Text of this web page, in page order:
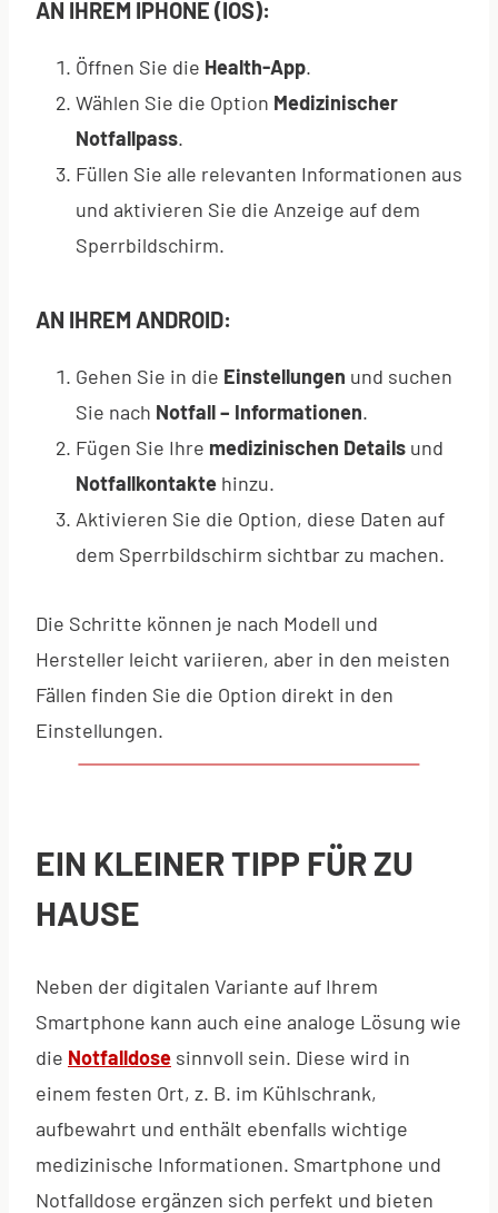
AN IHREM IPHONE (IOS):
Öffnen Sie die Health-App.
Wählen Sie die Option Medizinischer
Notfallpass.
Füllen Sie alle relevanten Informationen aus
und aktivieren Sie die Anzeige auf dem
Sperrbildschirm.
AN IHREM ANDROID:
Gehen Sie in die Einstellungen und suchen
Sie nach Notfall – Informationen.
Fügen Sie Ihre medizinischen Details und
Notfallkontakte hinzu.
Aktivieren Sie die Option, diese Daten auf
dem Sperrbildschirm sichtbar zu machen.
Die Schritte können je nach Modell und
Hersteller leicht variieren, aber in den meisten
Fällen finden Sie die Option direkt in den
Einstellungen.
EIN KLEINER TIPP FÜR ZU
HAUSE
Neben der digitalen Variante auf Ihrem
Smartphone kann auch eine analoge Lösung wie
die Notfalldose sinnvoll sein. Diese wird in
einem festen Ort, z. B. im Kühlschrank,
aufbewahrt und enthält ebenfalls wichtige
medizinische Informationen. Smartphone und
Notfalldose ergänzen sich perfekt und bieten